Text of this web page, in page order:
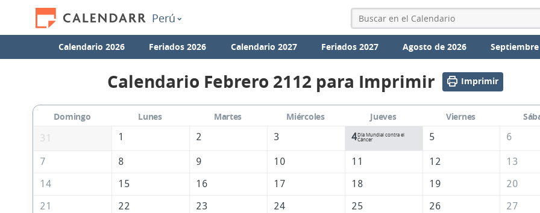
Perú
Calendario 2026 Feriados 2026 Calendario 2027 Feriados 2027 Agosto de 2026
Calendario Febrero 2112 para Imprimir Imprimir
Domingo Lunes Martes Miércoles Jueves Viernes
31
1 2 3 4Día Mundial contra el
Cáncer
5 6
7 8 9 10 11 12
13
14
15 16 17 18 19
20
21
22 23 24 25 26
27